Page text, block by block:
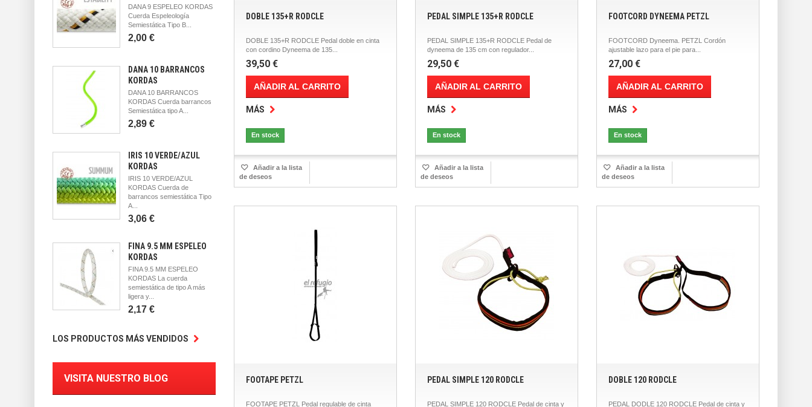
DANA 9 ESPELEO KORDAS
Cuerda Espeleología
Semiestática Tipo B...
2,00 €
DANA 10 BARRANCOS
KORDAS
DANA 10 BARRANCOS
KORDAS Cuerda barrancos
Semiestática tipo A...
2,89 €
IRIS 10 VERDE/AZUL
KORDAS
IRIS 10 VERDE/AZUL
KORDAS Cuerda de
barrancos semiestática Tipo
A...
3,06 €
FINA 9.5 MM ESPELEO
KORDAS
FINA 9.5 MM ESPELEO
KORDAS La cuerda
semiestática de tipo A más
ligera y...
2,17 €
LOS PRODUCTOS MÁS VENDIDOS
VISITA NUESTRO BLOG
DOBLE 135+R RODCLE
DOBLE 135+R RODCLE Pedal doble en cinta
con cordino Dyneema de 135...
39,50 €
AÑADIR AL CARRITO
MÁS
En stock
Añadir a la lista
de deseos
PEDAL SIMPLE 135+R RODCLE
PEDAL SIMPLE 135+R RODCLE Pedal de
dyneema de 135 cm con regulador...
29,50 €
AÑADIR AL CARRITO
MÁS
En stock
Añadir a la lista
de deseos
FOOTCORD DYNEEMA PETZL
FOOTCORD Dyneema. PETZL Cordón
ajustable lazo para el pie para...
27,00 €
AÑADIR AL CARRITO
MÁS
En stock
Añadir a la lista
de deseos
FOOTAPE PETZL
FOOTAPE PETZL Pedal regulable de cinta
PEDAL SIMPLE 120 RODCLE
PEDAL SIMPLE 120 RODCLE Pedal de cinta y
DOBLE 120 RODCLE
PEDAL DODLE 120 RODCLE Pedal de cinta y